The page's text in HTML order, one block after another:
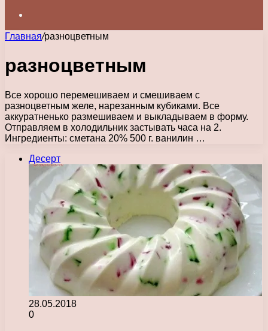
Главная/разноцветным
разноцветным
Все хорошо перемешиваем и смешиваем с
разноцветным желе, нарезанным кубиками. Все
аккуратненько размешиваем и выкладываем в форму.
Отправляем в холодильник застывать часа на 2.
Ингредиенты: сметана 20% 500 г. ванилин …
Десерт
28.05.2018
0